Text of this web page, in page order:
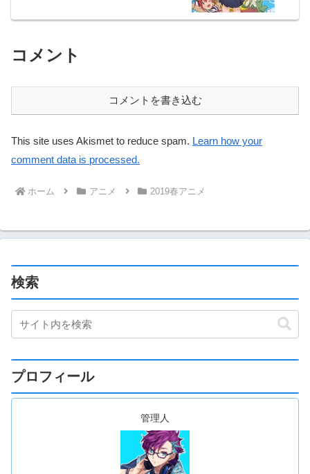
コメント
コメントを書き込む
This site uses Akismet to reduce spam. Learn how your
comment data is processed.
ホーム アニメ 2019春アニメ
検索
プロフィール
管理人